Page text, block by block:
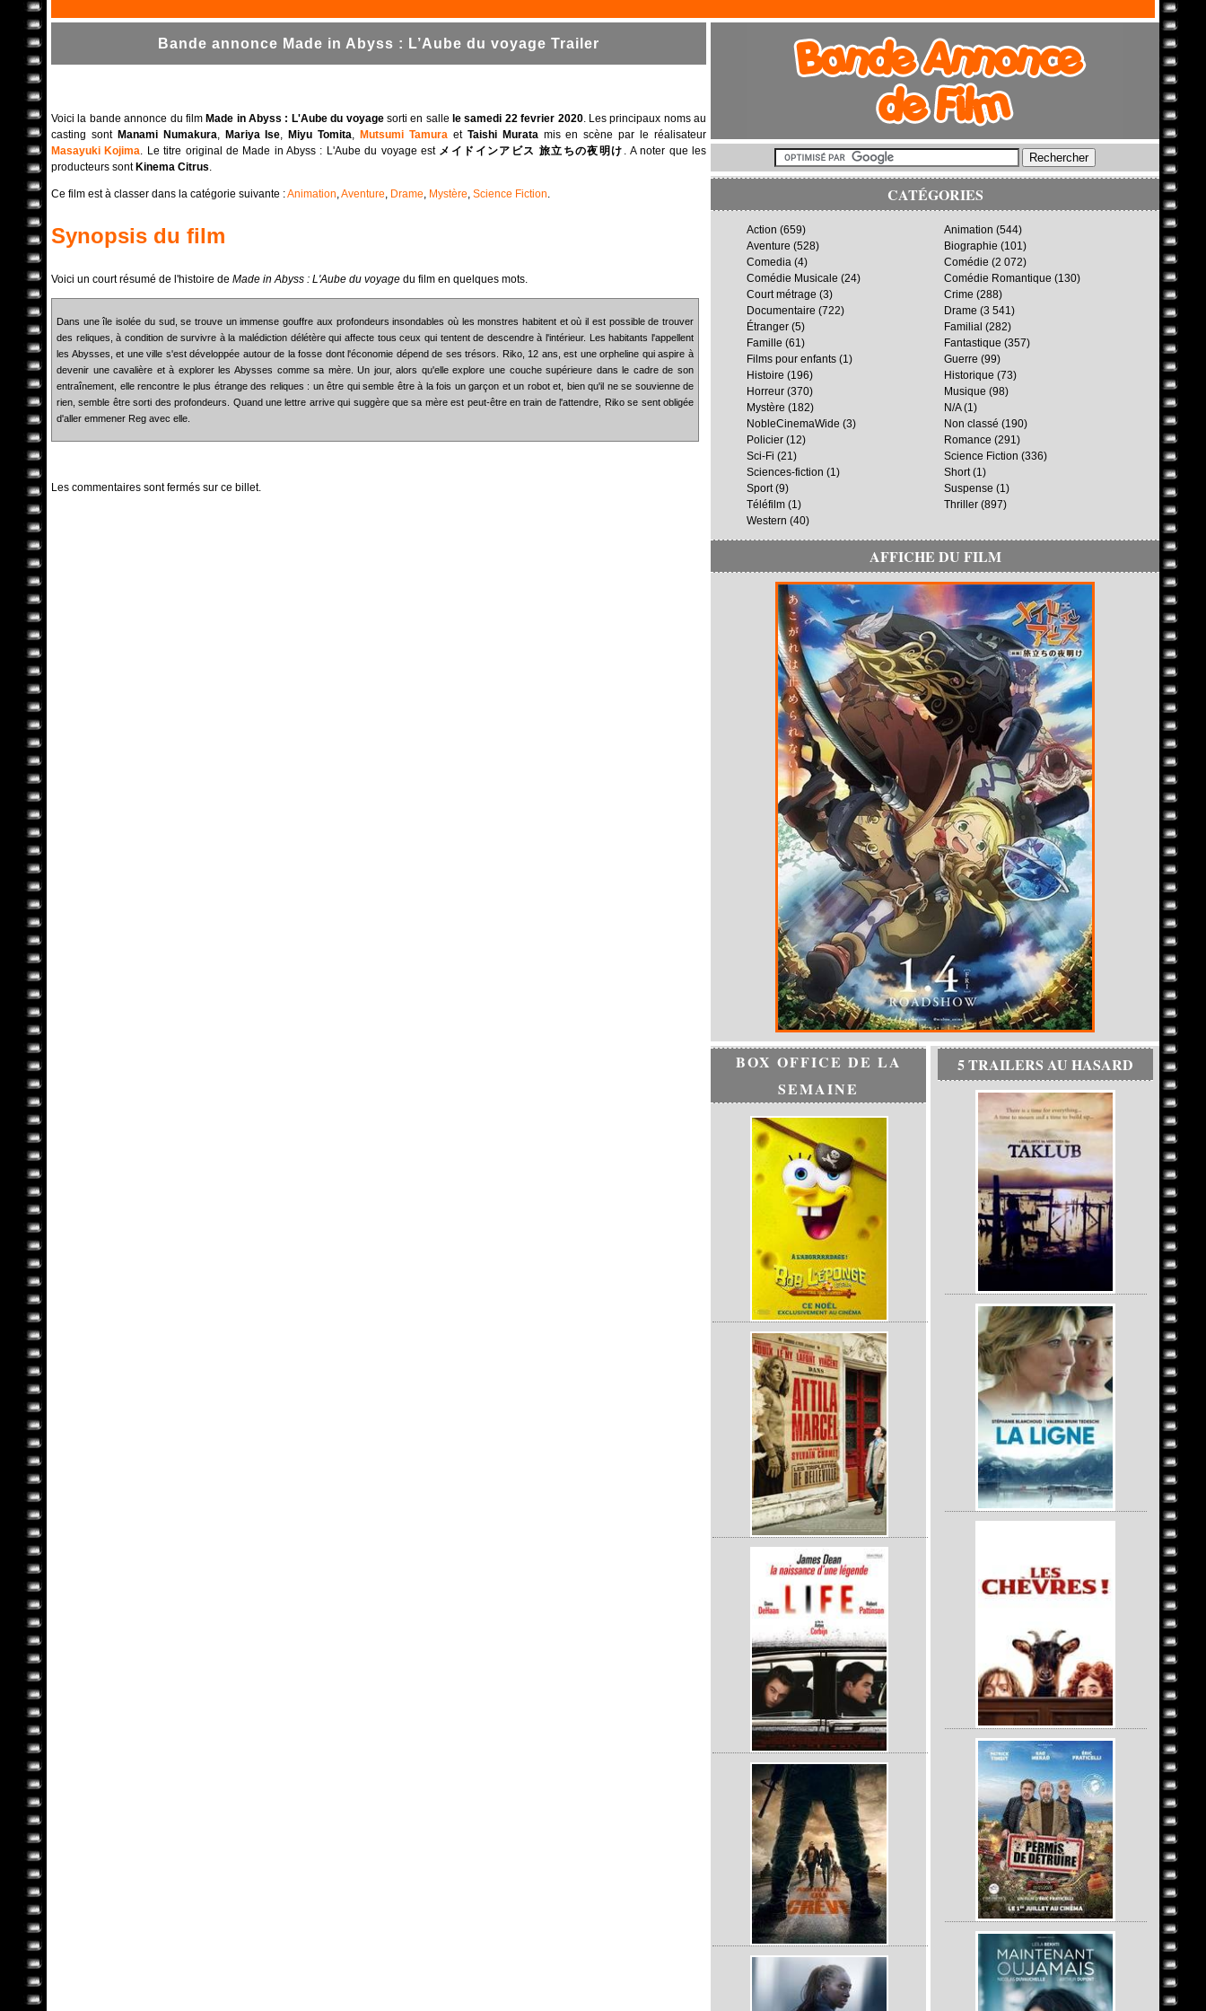
Bande annonce Made in Abyss : L’Aube du voyage Trailer
Voici la bande annonce du film Made in Abyss : L'Aube du voyagesorti en salle le samedi 22 fevrier 2020. Les principaux noms au
casting sont Manami Numakura, Mariya Ise, Miyu Tomita, Mutsumi Tamura et Taishi Muratamis en scène par le réalisateur
Masayuki Kojima. Le titre original de Made in Abyss : L'Aube du voyage est メイドインアビス 旅立ちの夜明け . A noter que les
producteurs sont Kinema Citrus.
Ce film est à classer dans la catégorie suivante :Animation,Aventure, Drame, Mystère, Science Fiction.
Synopsis du film
Voici un court résumé de l'histoire de Made in Abyss : L'Aube du voyage du film en quelques mots.
Dans une île isolée du sud, se trouve un immense gouffre aux profondeurs insondables où les monstres habitent et où il est possible de trouver
des reliques, à condition de survivre à la malédiction délétère qui affecte tous ceux qui tentent de descendre à l'intérieur. Les habitants l'appellent
les Abysses, et une ville s'est développée autour de la fosse dont l'économie dépend de ses trésors. Riko, 12 ans, est une orpheline qui aspire à
devenir une cavalière et à explorer les Abysses comme sa mère. Un jour, alors qu'elle explore une couche supérieure dans le cadre de son
entraînement, elle rencontre le plus étrange des reliques : un être qui semble être à la fois un garçon et un robot et, bien qu'il ne se souvienne de
rien, semble être sorti des profondeurs. Quand une lettre arrive qui suggère que sa mère est peut-être en train de l'attendre, Riko se sent obligée
d'aller emmener Reg avec elle.
Les commentaires sont fermés sur ce billet.
CATÉGORIES
Action (659) Animation (544)
Aventure (528) Biographie (101)
Comedia (4) Comédie (2 072)
Comédie Musicale (24) Comédie Romantique (130)
Court métrage (3) Crime (288)
Documentaire (722) Drame (3 541)
Étranger (5) Familial (282)
Famille (61) Fantastique (357)
Films pour enfants (1) Guerre (99)
Histoire (196) Historique (73)
Horreur (370) Musique (98)
Mystère (182) N/A(1)
NobleCinemaWide (3) Non classé (190)
Policier (12) Romance (291)
Sci-Fi (21) Science Fiction (336)
Sciences-fiction (1) Short(1)
Sport(9) Suspense (1)
Téléfilm (1) Thriller (897)
Western (40)
AFFICHE DU FILM
BOX OFFICE DE LA
SEMAINE
5 TRAILERS AU HASARD